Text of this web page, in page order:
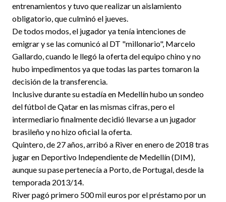
entrenamientos y tuvo que realizar un aislamiento
obligatorio, que culminó el jueves.
De todos modos, el jugador ya tenía intenciones de
emigrar y se las comunicó al DT "millonario", Marcelo
Gallardo, cuando le llegó la oferta del equipo chino y no
hubo impedimentos ya que todas las partes tomaron la
decisión de la transferencia.
Inclusive durante su estadía en Medellín hubo un sondeo
del fútbol de Qatar en las mismas cifras, pero el
intermediario finalmente decidió llevarse a un jugador
brasileño y no hizo oficial la oferta.
Quintero, de 27 años, arribó a River en enero de 2018 tras
jugar en Deportivo Independiente de Medellín (DIM),
aunque su pase pertenecía a Porto, de Portugal, desde la
temporada 2013/14.
River pagó primero 500 mil euros por el préstamo por un